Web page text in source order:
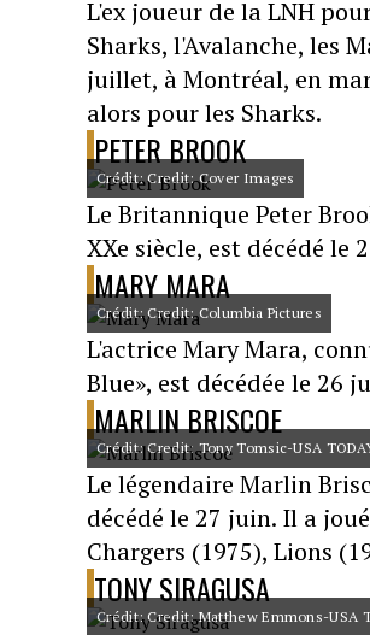
L'ex joueur de la LNH
Sharks, l'Avalanche, les
juillet, à Montréal, en
alors pour les Sharks.
PETER BROOK
Crédit: Credit: Cover Images
Le Britannique Peter
XXe siècle, est décédé le
MARY MARA
Crédit: Credit: Columbia Pictures
L'actrice Mary Mara,
Blue», est décédée le 26
MARLIN BRISCOE
Crédit: Credit: Tony Tomsic-USA
Le légendaire Marlin
décédé le 27 juin. Il a
Chargers (1975), Lions
TONY SIRAGUSA
Crédit: Credit: Matthew Emmons-USA